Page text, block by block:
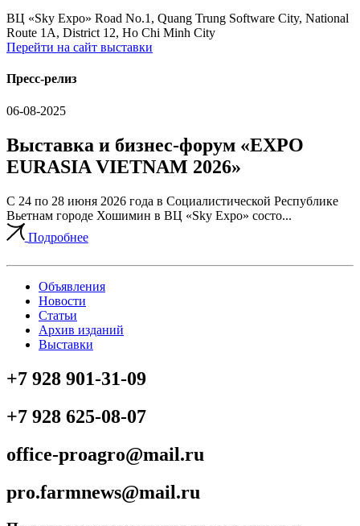
ВЦ «Sky Expo» Road No.1, Quang Trung Software City, National
Route 1A, District 12, Ho Chi Minh City
Перейти на сайт выставки
Пресс-релиз
06-08-2025
Выставка и бизнес-форум «EXPO
EURASIA VIETNAM 2026»
С 24 по 28 июня 2026 года в Социалистической Республике
Вьетнам городе Хошимин в ВЦ «Sky Expo» состо...
Подробнее
Объявления
Новости
Статьи
Архив изданий
Выставки
+7 928 901-31-09
+7 928 625-08-07
office-proagro@mail.ru
pro.farmnews@mail.ru